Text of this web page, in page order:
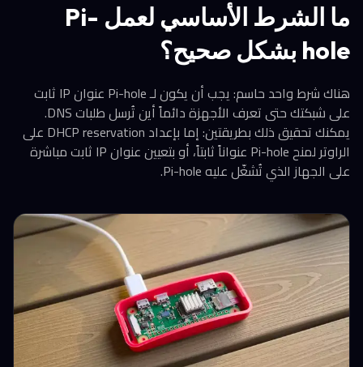
ما الشرط الأساسي لعمل Pi-
hole بشكل صحيح؟
هناك شرط واحد حاسم: يجب أن يكون لـ Pi-hole عنوان IP ثابت
على شبكتك حتى تعرف الأجهزة دائماً أين تُرسل طلبات DNS.
يمكنك تحقيق ذلك بطريقتين: إما بإعداد DHCP reservation على
الراوتر لمنح Pi-hole عنواناً ثابتاً، أو بتعيين عنوان IP ثابت مباشرة
على الجهاز الذي تُشغّل عليه Pi-hole.